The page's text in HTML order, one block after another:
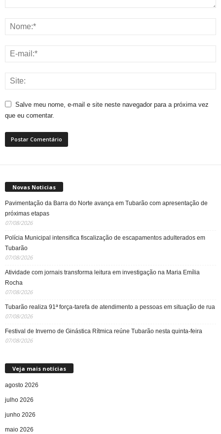
Salve meu nome, e-mail e site neste navegador para a próxima vez
que eu comentar.
Novas Noticias
Pavimentação da Barra do Norte avança em Tubarão com apresentação de
próximas etapas
07/08/2026
Polícia Municipal intensifica fiscalização de escapamentos adulterados em
Tubarão
07/08/2026
Atividade com jornais transforma leitura em investigação na Maria Emília
Rocha
07/08/2026
Tubarão realiza 91ª força-tarefa de atendimento a pessoas em situação de rua
07/08/2026
Festival de Inverno de Ginástica Rítmica reúne Tubarão nesta quinta-feira
07/08/2026
Veja mais notícias
agosto 2026
julho 2026
junho 2026
maio 2026